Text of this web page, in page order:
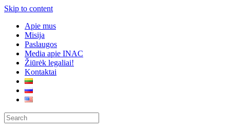
Skip to content
Apie mus
Misija
Paslaugos
Media apie INAC
Žiūrėk legaliai!
Kontaktai